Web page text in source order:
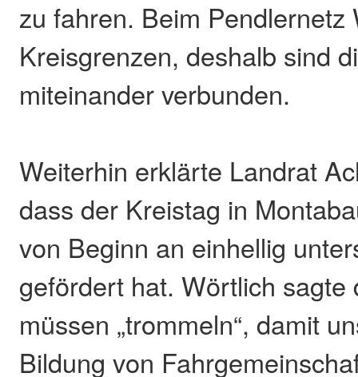
zu fahren. Beim Pendlernetz
Kreisgrenzen, deshalb sind
miteinander verbunden.
Weiterhin erklärte Landrat
dass der Kreistag in
von Beginn an einhellig
gefördert hat. Wörtlich sagte
müssen „trommeln“, damit
Bildung von